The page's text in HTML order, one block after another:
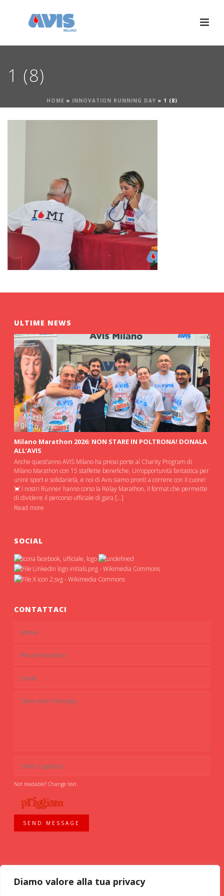
Diamo valore alla tua privacy
1 (8)
HOME » INNOVATION RUNNING DAY » 1 (8)
ULTIME NEWS
Milano Marathon 2026: NON STARE IN POLTRONA! DONALA
ALL’AVIS
Anche quest’anno AVIS Milano ha preso porte al Charity Program di
Milano Marathon con 15 staffette benefiche. Un’opportunità fantastica per
unire sport e solidarietà, e noi di Avis siamo pronti a correre con il cuore!
💓 I nostri Runner hanno corso la Relay Marathon, il format che permette
di dividere il percorso ufficiale di gara […]
Read more
SOCIAL
CONTATTACI
Not readable? Change text.
SEND MESSAGE